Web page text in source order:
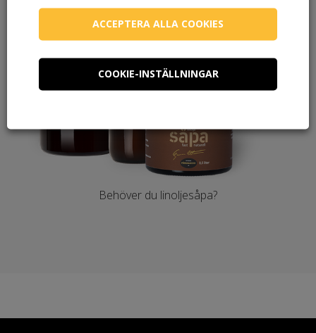
Behöver du linoljesåpa?
ACCEPTERA ALLA COOKIES
COOKIE-INSTÄLLNINGAR